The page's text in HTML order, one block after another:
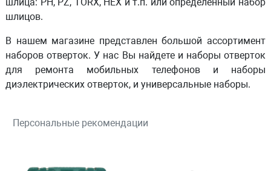
шлицов.
В нашем магазине представлен большой ассортимент
наборов отверток. У нас Вы найдете и наборы отверток
для ремонта мобильных телефонов и наборы
диэлектрических отверток, и универсальные наборы.
Персональные рекомендации